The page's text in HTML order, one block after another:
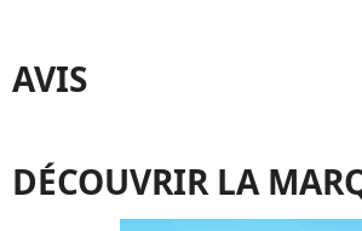
AVIS
DÉCOUVRIR LA